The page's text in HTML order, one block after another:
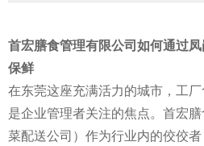
首宏膳食管理有限公司如何通过
保鲜
在东莞这座充满活力的城市，工
是企业管理者关注的焦点。首宏
菜配送公司）作为行业内的佼佼